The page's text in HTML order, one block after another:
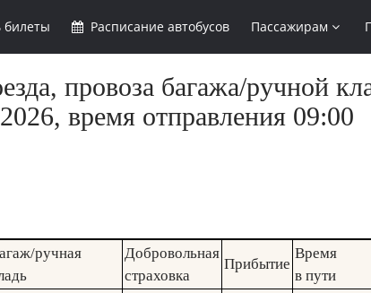
билеты Расписание автобусов Пассажирам
провоза багажа/ручной
время отправления 09:00
ручная
Добровольная
страховка
Прибытие
Время
в пути